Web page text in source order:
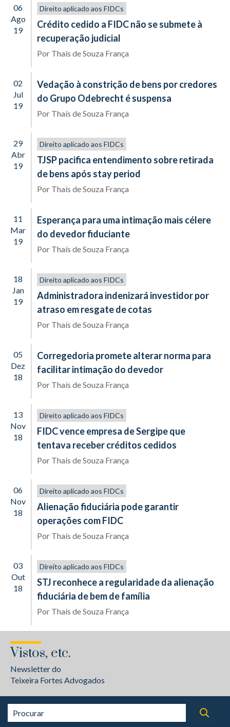
06
Ago
19
Direito aplicado aos FIDCs
Crédito cedido a FIDC não se submete à
recuperação judicial
Por Thaís de Souza França
02
Jul
19
Vedação à constrição de bens por credores
do Grupo Odebrecht é suspensa
Por Thaís de Souza França
29
Abr
19
Direito aplicado aos FIDCs
TJSP pacifica entendimento sobre retirada
de bens após stay period
Por Thaís de Souza França
11
Mar
19
Esperança para uma intimação mais célere
do devedor fiduciante
Por Thaís de Souza França
18
Jan
19
Direito aplicado aos FIDCs
Administradora indenizará investidor por
atraso em resgate de cotas
Por Thaís de Souza França
05
Dez
18
Corregedoria promete alterar norma para
facilitar intimação do devedor
Por Thaís de Souza França
13
Nov
18
Direito aplicado aos FIDCs
FIDC vence empresa de Sergipe que
tentava receber créditos cedidos
Por Thaís de Souza França
06
Nov
18
Direito aplicado aos FIDCs
Alienação fiduciária pode garantir
operações com FIDC
Por Thaís de Souza França
03
Out
18
Direito aplicado aos FIDCs
STJ reconhece a regularidade da alienação
fiduciária de bem de família
Por Thaís de Souza França
Vistos, etc.
Newsletter do
Teixeira Fortes Advogados